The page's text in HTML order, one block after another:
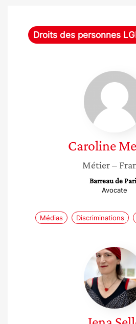
Droits des personnes
Caroline
Métier–
Barreau de
Avocate
Médias Discriminations
Jena
Selle